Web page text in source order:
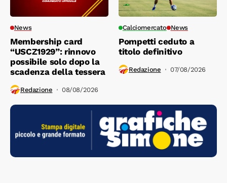
News
Membership card
“USCZ1929”: rinnovo
possibile solo dopo la
scadenza della tessera
Redazione 08/08/2026
Calciomercato News
Pompetti ceduto a
titolo definitivo
Redazione 07/08/2026